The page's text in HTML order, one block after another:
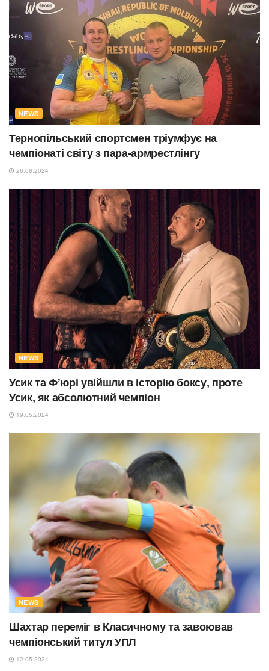
NEWS
Тернопільський спортсмен тріумфує на
чемпіонаті світу з пара-армрестлінгу
26.08.2024
NEWS
Усик та Ф’юрі увійшли в історію боксу, проте
Усик, як абсолютний чемпіон
19.05.2024
NEWS
Шахтар переміг в Класичному та завоював
чемпіонський титул УПЛ
12.05.2024